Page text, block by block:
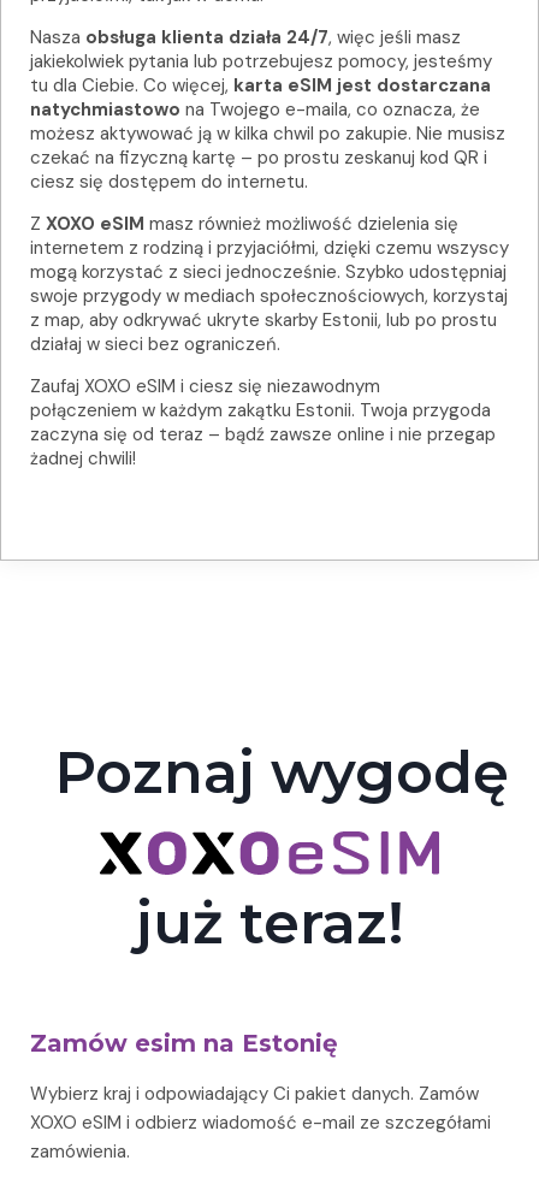
Nasza obsługa klienta działa 24/7, więc jeśli masz
jakiekolwiek pytania lub potrzebujesz pomocy, jesteśmy
tu dla Ciebie. Co więcej, karta eSIM jest dostarczana
natychmiastowo na Twojego e-maila, co oznacza, że
możesz aktywować ją w kilka chwil po zakupie. Nie musisz
czekać na fizyczną kartę – po prostu zeskanuj kod QR i
ciesz się dostępem do internetu.
Z XOXO eSIM masz również możliwość dzielenia się
internetem z rodziną i przyjaciółmi, dzięki czemu wszyscy
mogą korzystać z sieci jednocześnie. Szybko udostępniaj
swoje przygody w mediach społecznościowych, korzystaj
z map, aby odkrywać ukryte skarby Estonii, lub po prostu
działaj w sieci bez ograniczeń.
Zaufaj XOXO eSIM i ciesz się niezawodnym
połączeniem w każdym zakątku Estonii. Twoja przygoda
zaczyna się od teraz – bądź zawsze online i nie przegap
żadnej chwili!
Poznaj wygodę
już teraz!
Zamów esim na Estonię
Wybierz kraj i odpowiadający Ci pakiet danych. Zamów
XOXO eSIM i odbierz wiadomość e-mail ze szczegółami
zamówienia.